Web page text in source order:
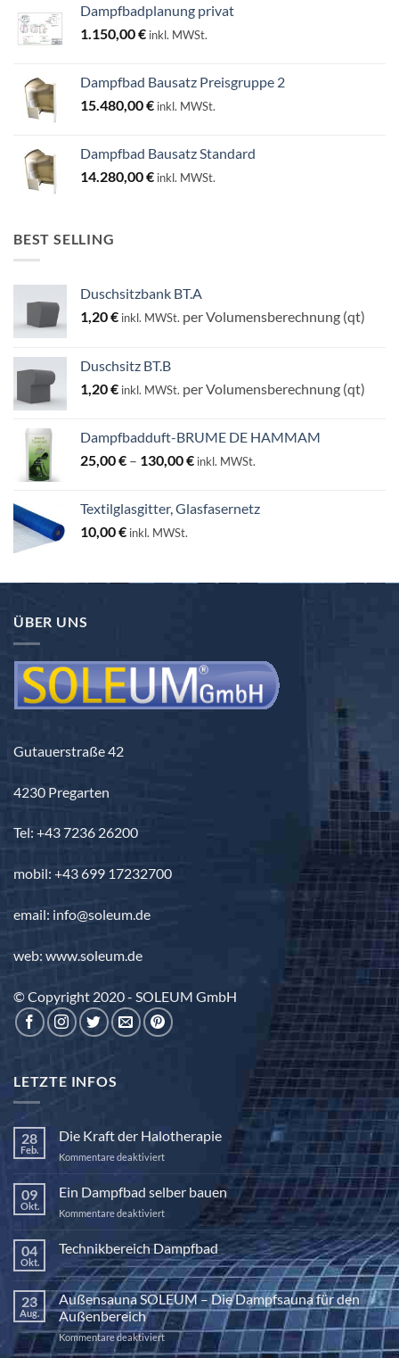
Dampfbadplanung privat
1.150,00€ inkl. MWSt.
Dampfbad Bausatz Preisgruppe 2
15.480,00€ inkl. MWSt.
Dampfbad Bausatz Standard
14.280,00€ inkl. MWSt.
BEST SELLING
Duschsitzbank BT.A
1,20€ inkl. MWSt. per Volumensberechnung (qt)
Duschsitz BT.B
1,20€ inkl. MWSt. per Volumensberechnung (qt)
Dampfbadduft-BRUME DE HAMMAM
25,00€ – 130,00€Preisspanne:
130,00 €
inkl. MWSt.
Textilglasgitter, Glasfasernetz
10,00€ inkl. MWSt.
ÜBER UNS
Gutauerstraße 42
4230 Pregarten
Tel: +43 7236 26200
mobil: +43 699 17232700
email: info@soleum.de
web: www.soleum.de
© Copyright 2020 - SOLEUM GmbH
LETZTE INFOS
28
Feb.
Die Kraft der Halotherapie
Kommentare deaktiviertfür
Kraft
Halotherapie
09
Okt.
Ein Dampfbad selber bauen
Kommentare deaktiviertfür
Dampfbad
selber
bauen
04
Okt.
Technikbereich Dampfbad
Keine
Kommentare
zu
Technikbereich
Dampfbad
23
Aug.
Außensauna SOLEUM – Die Dampfsauna für den
Außenbereich
Kommentare deaktiviertfür
Außensauna